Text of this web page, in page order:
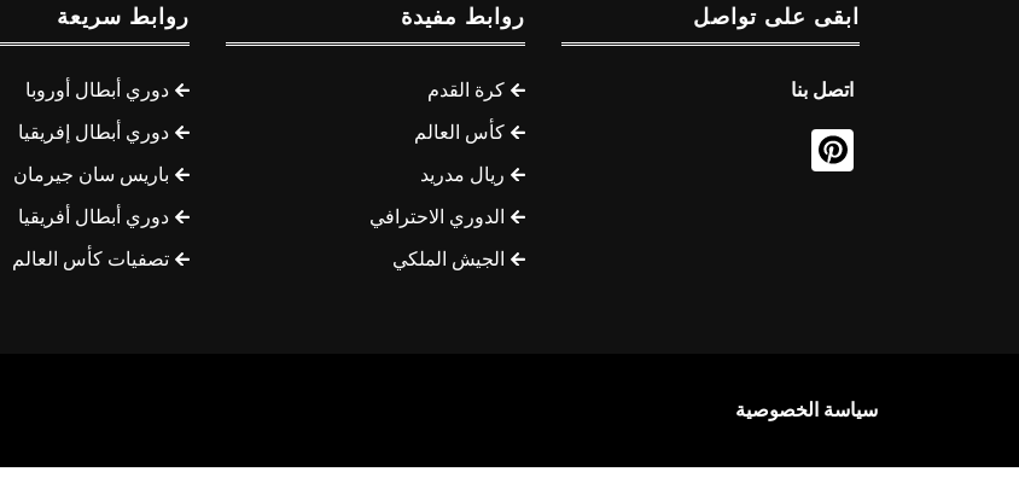
ابقى على تواصل
اتصل بنا
روابط مفيدة
كرة القدم
كأس العالم
ريال مدريد
الدوري الاحترافي
الجيش الملكي
روابط سريعة
دوري أبطال أوروبا
دوري أبطال إفريقيا
باريس سان جيرمان
دوري أبطال أفريقيا
تصفيات كأس العالم
سياسة الخصوصية